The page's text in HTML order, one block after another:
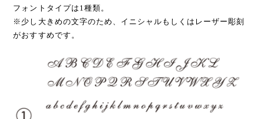
フォントタイプは1種類。
※少し大きめの文字のため、イニシャルもしくはレーザー彫刻
がおすすめです。